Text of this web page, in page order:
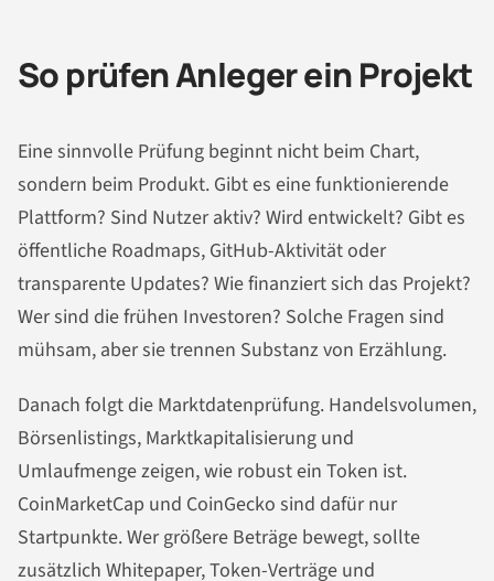
So prüfen Anleger ein Projekt
Eine sinnvolle Prüfung beginnt nicht beim Chart,
sondern beim Produkt. Gibt es eine funktionierende
Plattform? Sind Nutzer aktiv? Wird entwickelt? Gibt es
öffentliche Roadmaps, GitHub-Aktivität oder
transparente Updates? Wie finanziert sich das Projekt?
Wer sind die frühen Investoren? Solche Fragen sind
mühsam, aber sie trennen Substanz von Erzählung.
Danach folgt die Marktdatenprüfung. Handelsvolumen,
Börsenlistings, Marktkapitalisierung und
Umlaufmenge zeigen, wie robust ein Token ist.
CoinMarketCap und CoinGecko sind dafür nur
Startpunkte. Wer größere Beträge bewegt, sollte
zusätzlich Whitepaper, Token-Verträge und